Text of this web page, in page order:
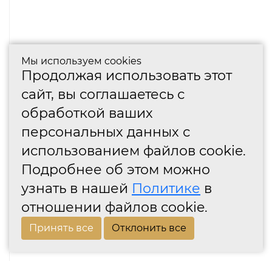
Мы используем cookies
Продолжая использовать этот
сайт, вы соглашаетесь с
обработкой ваших
персональных данных с
использованием файлов cookie.
Подробнее об этом можно
узнать в нашей Политике в
отношении файлов cookie.
Принять все Отклонить все